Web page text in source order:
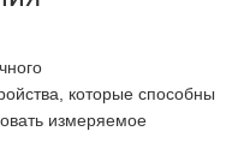
которые способны
измеряемое